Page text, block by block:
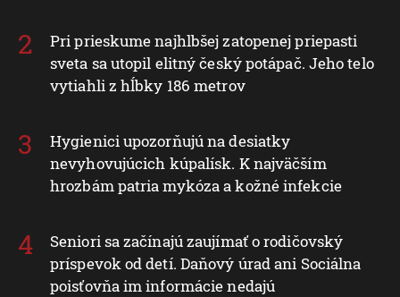
Pri prieskume najhlbšej zatopenej priepasti
sveta sa utopil elitný český potápač. Jeho telo
vytiahli z hĺbky 186 metrov
Hygienici upozorňujú na desiatky
nevyhovujúcich kúpalísk. K najväčším
hrozbám patria mykóza a kožné infekcie
Seniori sa začínajú zaujímať o rodičovský
príspevok od detí. Daňový úrad ani Sociálna
poisťovňa im informácie nedajú